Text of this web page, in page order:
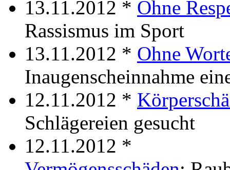
13.11.2012 * Ohne
Rassismus im Sport
13.11.2012 * Ohne
Inaugenscheinnahme
12.11.2012 *
Schlägereien gesucht
12.11.2012 *